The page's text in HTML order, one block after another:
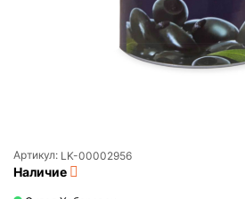
Артикул: LK-00002956
Наличие